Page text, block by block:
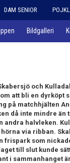
DAM SENIOR
Bildgalleri
och
att bli en dyrköpt
på matchhjälten
då inte mindre än
andra halvleken.
via ribban.
frispark som
till slut kunde
i sammanhanget